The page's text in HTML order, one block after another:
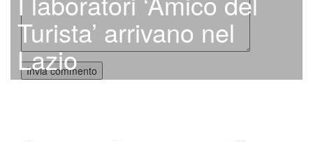
Turista’ arrivano nel
Lazio